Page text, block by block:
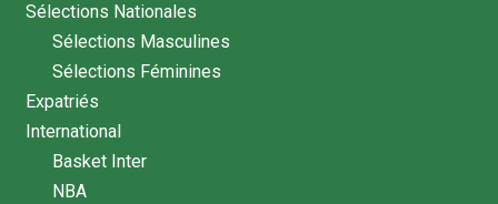
Sélections Nationales
Sélections Masculines
Sélections Féminines
Expatriés
International
Basket Inter
NBA